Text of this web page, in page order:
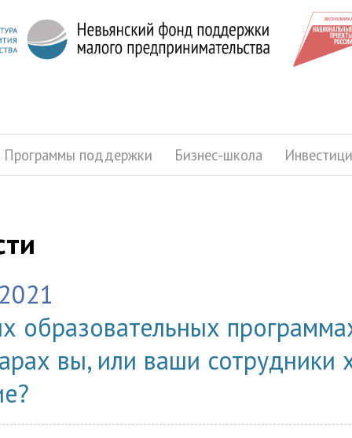
Программы поддержки Бизнес-школа
образовательных
вы, или ваши сотрудники